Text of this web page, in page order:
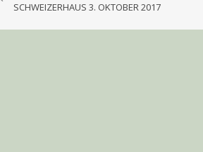
SCHWEIZERHAUS 3. OKTOBER 2017